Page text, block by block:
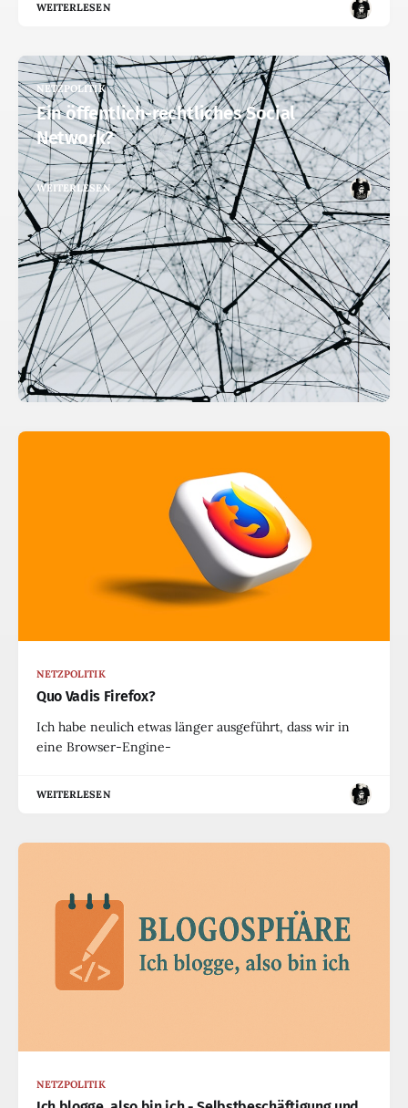
WEITERLESEN
NETZPOLITIK
Ein öffentlich-rechtliches Social
Network?
WEITERLESEN
NETZPOLITIK
Quo Vadis Firefox?
Ich habe neulich etwas länger ausgeführt, dass wir in
eine Browser-Engine-
WEITERLESEN
NETZPOLITIK